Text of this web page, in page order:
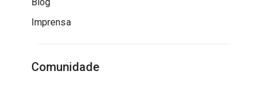
Imprensa
Comunidade